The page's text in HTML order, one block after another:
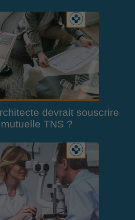
devrait souscrire
TNS ?